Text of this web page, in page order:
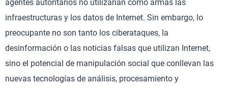
agentes autoritarios no utilizarían como armas las
infraestructuras y los datos de Internet. Sin embargo, lo
preocupante no son tanto los ciberataques, la
desinformación o las noticias falsas que utilizan Internet,
sino el potencial de manipulación social que conllevan las
nuevas tecnologías de análisis, procesamiento y